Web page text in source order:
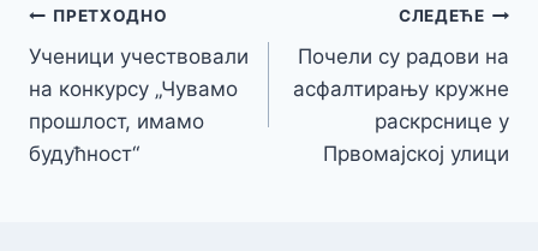
Кретање
чланка
ПРЕТХОДНО
Ученици учествовали
на конкурсу „Чувамо
прошлост, имамо
будућност“
СЛЕДЕЋЕ
Почели су радови на
асфалтирању кружне
раскрснице у
Првомајској улици